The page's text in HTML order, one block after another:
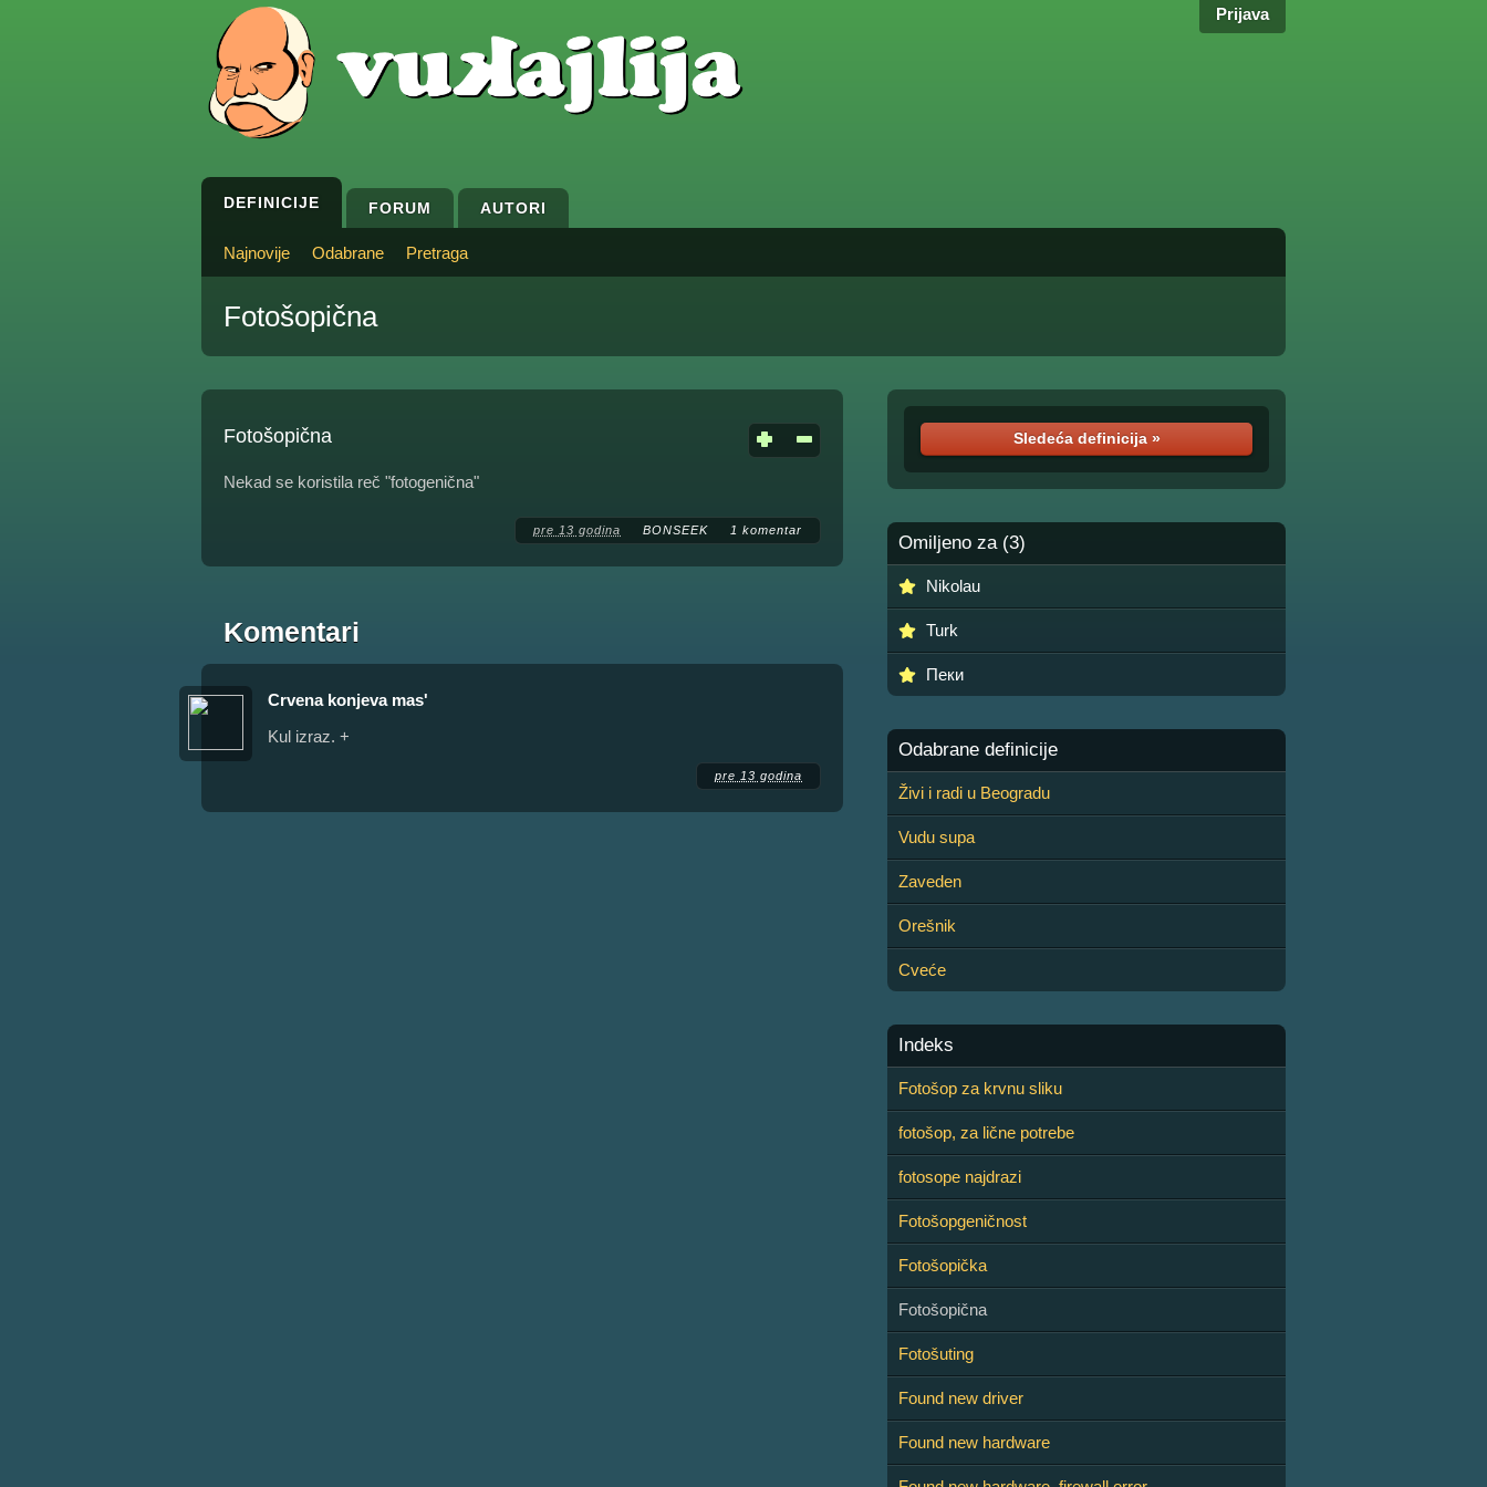
Prijava
DEFINICIJE FORUM AUTORI
Najnovije Odabrane Pretraga
Fotošopična
Fotošopična
Nekad se koristila reč "fotogenična"
pre 13 godina BONSEEK 1 komentar
Komentari
Crvena konjeva mas'
Kul izraz. +
pre 13 godina
Sledeća definicija »
Omiljeno za (3)
Nikolau
Turk
Пеки
Odabrane definicije
Živi i radi u Beogradu
Vudu supa
Zaveden
Orešnik
Cveće
Indeks
Fotošop za krvnu sliku
fotošop, za lične potrebe
fotosope najdrazi
Fotošopgeničnost
Fotošopička
Fotošopična
Fotošuting
Found new driver
Found new hardware